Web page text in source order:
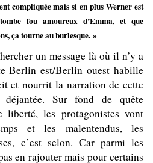
compliquée mais si en plus Werner est
fou amoureux d’Emma, et que
ça tourne au burlesque. »
un message là où il n’y a
Berlin est/Berlin ouest habille
et nourrit la narration de cette
déjantée. Sur fond de quête
liberté, les protagonistes vont
et les malentendus, les
c’est selon. Car parmi les
en rajouter mais pour certains